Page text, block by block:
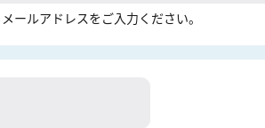
ールアドレスをご入力ください。